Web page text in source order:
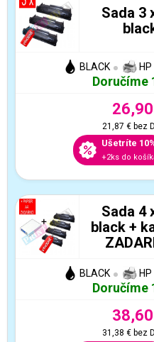
Sada 3
BLACK HP
Doručíme
21,87 €bez
Ušetríte
+2ks do
Sada 4
black +
BLACK HP
Doručíme
31,38 €bez